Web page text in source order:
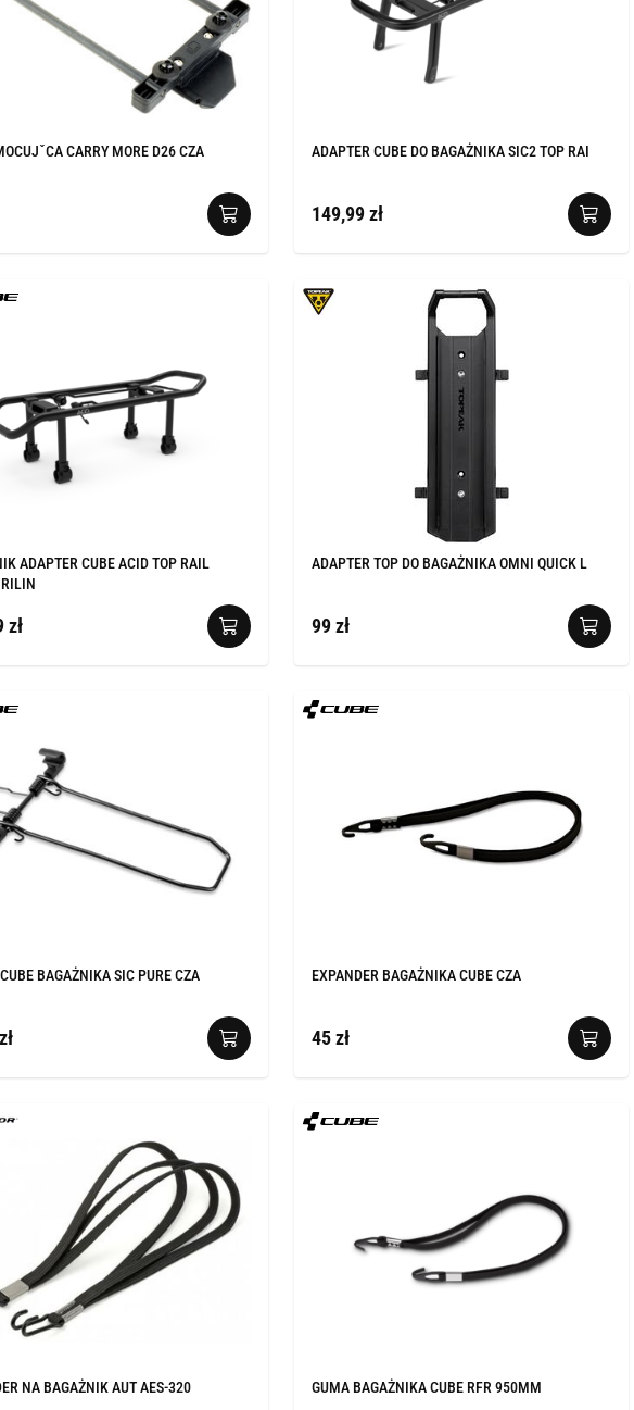
CARRY MORE D26 CZA ADAPTER CUBE DO BAGAŻNIKA SIC2 TOP RAI
149,99 zł
ADAPTER CUBE ACID TOP RAIL
zł
ADAPTER TOP DO BAGAŻNIKA OMNI QUICK L
99 zł
BAGAŻNIKA SIC PURE CZA EXPANDER BAGAŻNIKA CUBE CZA
45 zł
NA BAGAŻNIK AUT AES-320 GUMA BAGAŻNIKA CUBE RFR 950MM